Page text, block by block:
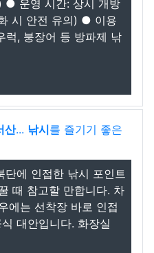
● 운영 시간: 상시 개방
시 안전 유의) ● 이용
, 붕장어 등 방파제 낚
산... 낚시를 즐기기 좋은
단에 인접한 낚시 포인트
때 참고할 만합니다. 차
에는 선착장 바로 인접
대안입니다. 화장실